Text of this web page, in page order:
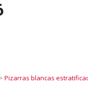
> Pizarras blancas